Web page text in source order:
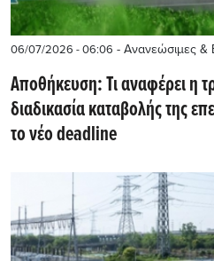
06/07/2026 - 06:06 - Ανανεώσιμες &
Αποθήκευση: Τι αναφέρει η
διαδικασία καταβολής της
το νέο deadline